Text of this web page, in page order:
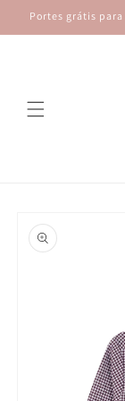
para o
conteúdo
Portes grátis
informação
do produto